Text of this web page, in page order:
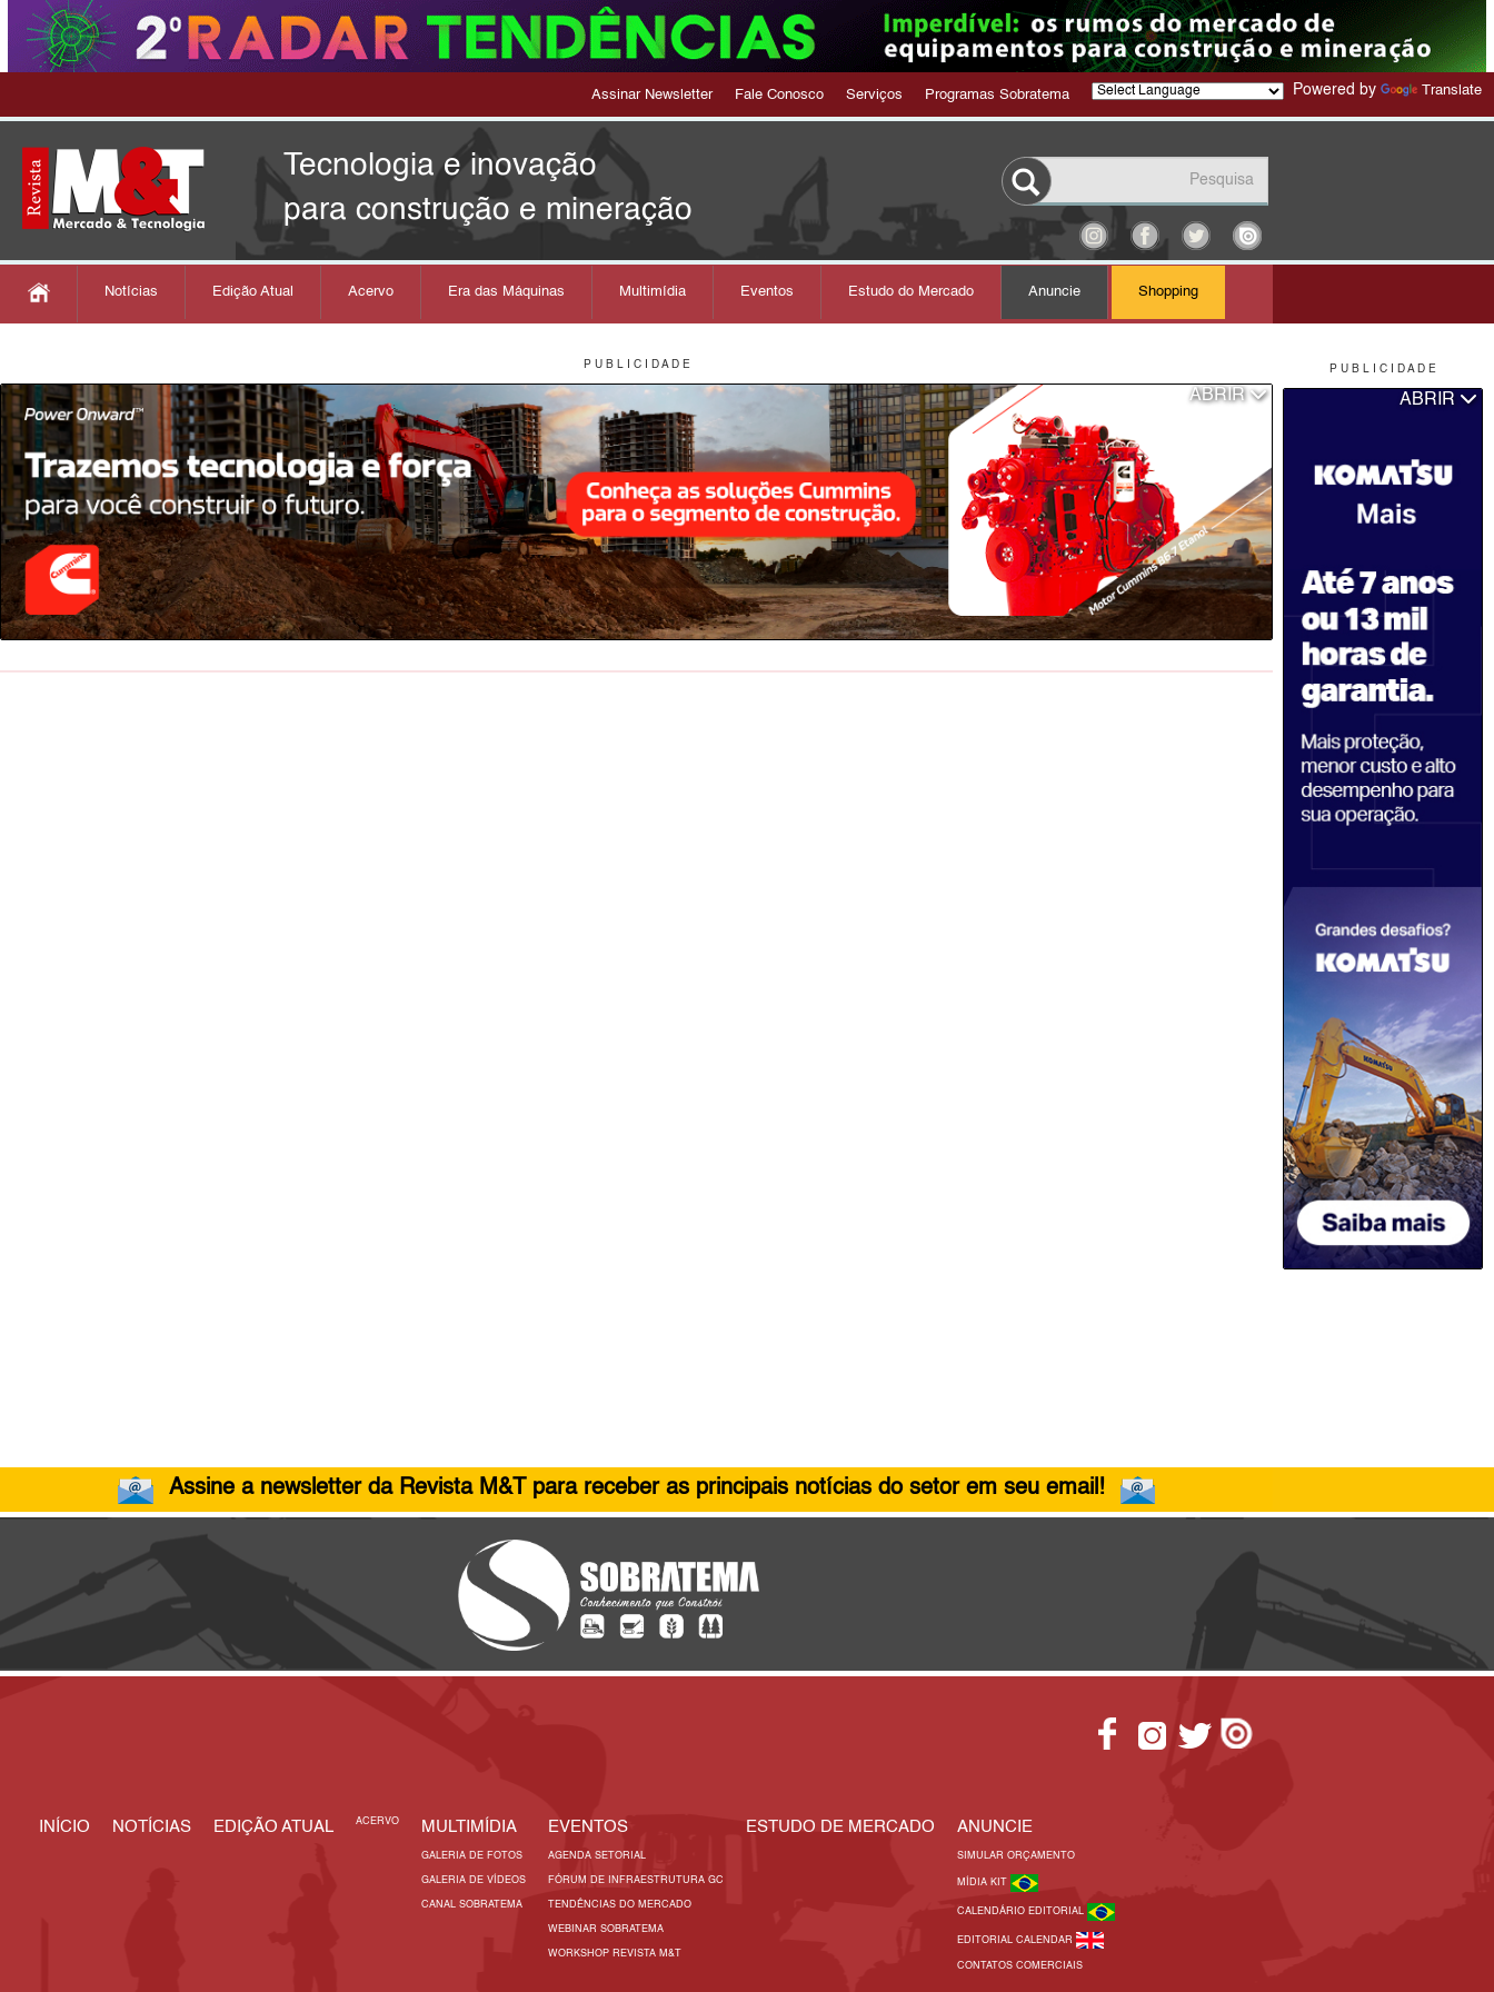
P U B L I C I D A D E
ABRIR
Assinar Newsletter Fale Conosco Serviços Programas Sobratema Powered by Translate
Tecnologia e inovação
para construção e mineração
Notícias Edição Atual Acervo Era das Máquinas Multimídia Eventos Estudo do Mercado Anuncie Shopping
P U B L I C I D A D E
ABRIR
Assine a newsletter da Revista M&T para receber as principais notícias do setor em seu email!
INÍCIO NOTÍCIAS EDIÇÃO ATUAL ACERVO MULTIMÍDIA
GALERIA DE FOTOS
GALERIA DE VÍDEOS
CANAL SOBRATEMA
EVENTOS
AGENDA SETORIAL
FÓRUM DE INFRAESTRUTURA GC
TENDÊNCIAS DO MERCADO
WEBINAR SOBRATEMA
WORKSHOP REVISTA M&T
ESTUDO DE MERCADO ANUNCIE
SIMULAR ORÇAMENTO
MÍDIA KIT
CALENDÁRIO EDITORIAL
EDITORIAL CALENDAR
CONTATOS COMERCIAIS